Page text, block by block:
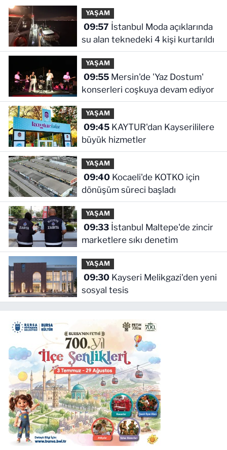
YAŞAM
09:57
su alan teknedeki 4 kişi kurtarıldı
YAŞAM
09:55Mersin'de 'Yaz Dostum'
konserleri coşkuya devam ediyor
YAŞAM
09:45KAYTUR'dan Kayserililere
büyük hizmetler
YAŞAM
09:40Kocaeli'de KOTKO için
dönüşüm süreci başladı
YAŞAM
09:33İstanbul Maltepe'de zincir
marketlere sıkı denetim
YAŞAM
09:30Kayseri Melikgazi'den yeni
sosyal tesis